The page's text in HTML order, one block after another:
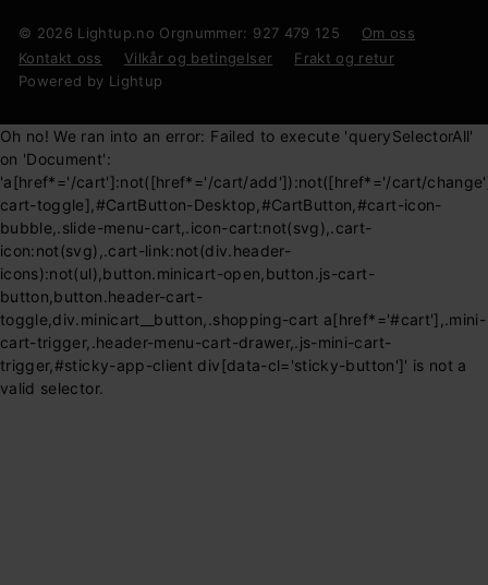
© 2026 Lightup.no Orgnummer: 927 479 125
Om oss
Kontakt oss
Vilkår og betingelser
Frakt og retur
Powered by Lightup
Oh no! We ran into an error: Failed to execute 'querySelectorAll'
on 'Document':
'a[href*='/cart']:not([href*='/cart/add']):not([href*='/cart/
cart-toggle],#CartButton-Desktop,#CartButton,#cart-icon-
bubble,.slide-menu-cart,.icon-cart:not(svg),.cart-
icon:not(svg),.cart-link:not(div.header-
icons):not(ul),button.minicart-open,button.js-cart-
button,button.header-cart-
toggle,div.minicart__button,.shopping-cart a[href*='#cart'],.mini-
cart-trigger,.header-menu-cart-drawer,.js-mini-cart-
trigger,#sticky-app-client div[data-cl='sticky-button']' is not a
valid selector.